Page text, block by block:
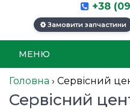
+38
Замовити запчастини
МЕНЮ
Головна › Сервісний
Сервісний